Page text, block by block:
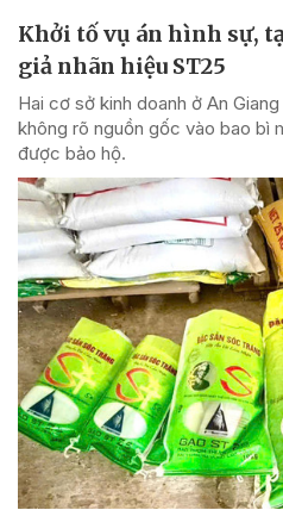
Khởi tố vụ án hình sự,
giả nhãn hiệu ST25
Hai cơ sở kinh doanh ở An
không rõ nguồn gốc vào bao bì
được bảo hộ.